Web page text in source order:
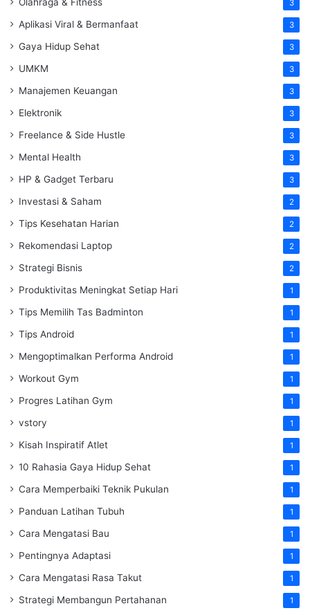
3
Aplikasi Viral & Bermanfaat 3
Gaya Hidup Sehat 3
UMKM 3
Manajemen Keuangan 3
Elektronik 3
Freelance & Side Hustle 3
Mental Health 3
HP & Gadget Terbaru 3
Investasi & Saham 2
Tips Kesehatan Harian 2
Rekomendasi Laptop 2
Strategi Bisnis 2
Produktivitas Meningkat Setiap Hari 1
Tips Memilih Tas Badminton 1
Tips Android 1
Mengoptimalkan Performa Android 1
Workout Gym 1
Progres Latihan Gym 1
vstory 1
Kisah Inspiratif Atlet 1
10 Rahasia Gaya Hidup Sehat 1
Cara Memperbaiki Teknik Pukulan 1
Panduan Latihan Tubuh 1
Cara Mengatasi Bau 1
Pentingnya Adaptasi 1
Cara Mengatasi Rasa Takut 1
Strategi Membangun Pertahanan 1